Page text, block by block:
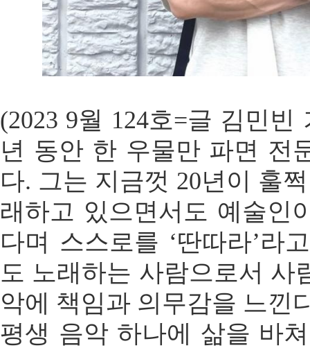
(2023 9월 124호=글 김민
년 동안 한 우물만 파면 전
다. 그는 지금껏 20년이 훌
래하고 있으면서도 예술인
다며 스스로를 ‘딴따라’라
도 노래하는 사람으로서 사
악에 책임과 의무감을 느낀
평생 음악 하나에 삶을 바